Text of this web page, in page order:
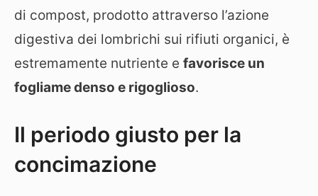
di compost, prodotto attraverso l’azione
digestiva dei lombrichi sui rifiuti organici, è
estremamente nutriente e favorisce un
fogliame denso e rigoglioso.
Il periodo giusto per la
concimazione